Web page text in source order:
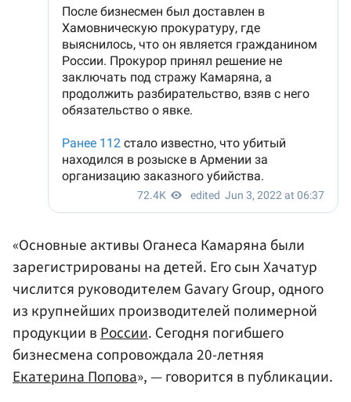
«Основные активы Оганеса Камаряна были
зарегистрированы на детей. Его сын Хачатур
числится руководителем ​​Gavary Group, одного
из крупнейших производителей полимерной
продукции вРоссии. Сегодня погибшего
бизнесмена сопровождала 20-летняя
Екатерина Попова», — говорится в публикации.